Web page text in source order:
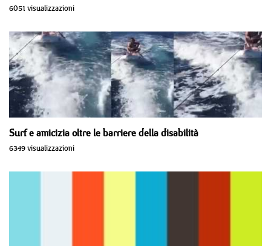
6051 visualizzazioni
Surf e amicizia oltre le barriere della disabilità
6349 visualizzazioni